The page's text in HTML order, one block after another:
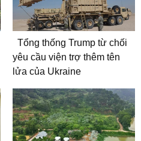
Tổng thống Trump từ chối
yêu cầu viện trợ thêm tên
lửa của Ukraine